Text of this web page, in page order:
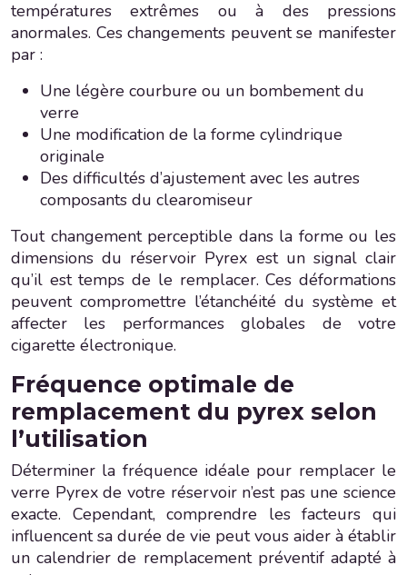
températures extrêmes ou à des pressions
anormales. Ces changements peuvent se manifester
par :
Une légère courbure ou un bombement du
verre
Une modification de la forme cylindrique
originale
Des difficultés d’ajustement avec les autres
composants du clearomiseur
Tout changement perceptible dans la forme ou les
dimensions du réservoir Pyrex est un signal clair
qu’il est temps de le remplacer. Ces déformations
peuvent compromettre l’étanchéité du système et
affecter les performances globales de votre
cigarette électronique.
Fréquence optimale de
remplacement du pyrex selon
l’utilisation
Déterminer la fréquence idéale pour remplacer le
verre Pyrex de votre réservoir n’est pas une science
exacte. Cependant, comprendre les facteurs qui
influencent sa durée de vie peut vous aider à établir
un calendrier de remplacement préventif adapté à